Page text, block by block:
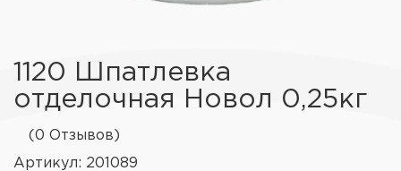
1120 Шпатлевка
отделочная Новол 0,25кг
(0 Отзывов)
Артикул: 201089